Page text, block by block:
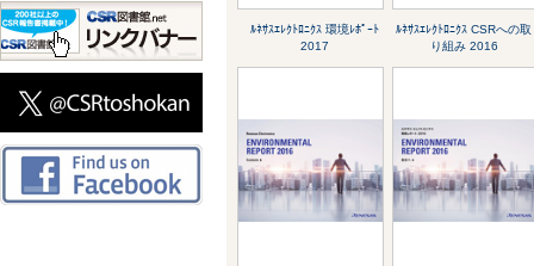
ﾙﾈｻｽｴﾚｸﾄﾛﾆｸｽ 環境ﾚﾎﾟｰﾄ
2017
ﾙﾈｻｽｴﾚｸﾄﾛﾆｸｽ CSRへの取
り組み 2016